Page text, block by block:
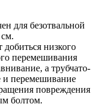
для безотвальной
добиться низкого
перемешивания
а трубчато-
и перемешивание
повреждения
болтом.